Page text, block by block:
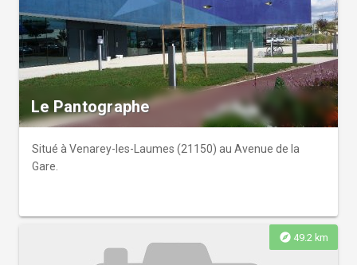
ans. Dans le cadre de l’exposition, le MuséoParc Alésia
propose une saison culturelle entièrement dédiée à Jules
César et à la civilisation romaine.
Le Pantographe
Situé à Venarey-les-Laumes (21150) au Avenue de la
Gare.
explore 49.2 km